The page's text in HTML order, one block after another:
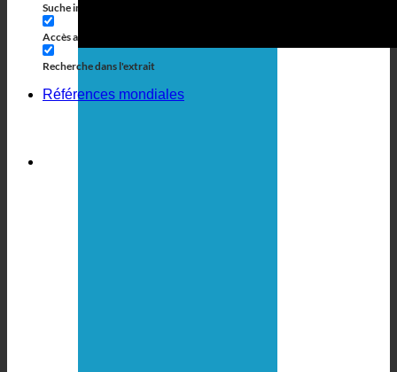
Suche im Titel
Accès au contenu
Recherche dans l'extrait
Références mondiales